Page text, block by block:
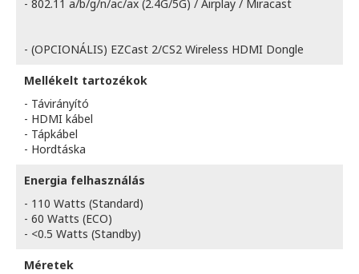
- 802.11 a/b/g/n/ac/ax (2.4G/5G) / Airplay / Miracast
- (OPCIONÁLIS) EZCast 2/CS2 Wireless HDMI Dongle
Mellékelt tartozékok
- Távirányító
- HDMI kábel
- Tápkábel
- Hordtáska
Energia felhasználás
- 110 Watts (Standard)
- 60 Watts (ECO)
- <0.5 Watts (Standby)
Méretek